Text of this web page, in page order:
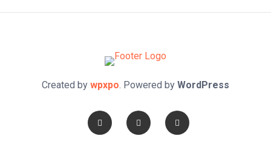
Created by wpxpo. Powered by WordPress